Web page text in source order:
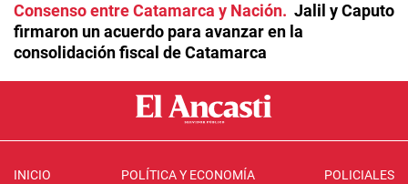
Consenso entre Catamarca y Nación
Jalil y Caputo
firmaron un acuerdo para avanzar en la
consolidación fiscal de Catamarca
INICIO POLÍTICA Y ECONOMÍA POLICIALES